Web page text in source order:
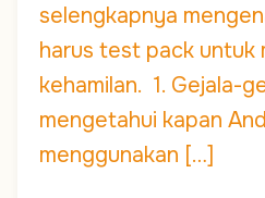
selengkapnya
harus test pack untuk
kehamilan. 1. Gejala-
mengetahui kapan
menggunakan […]